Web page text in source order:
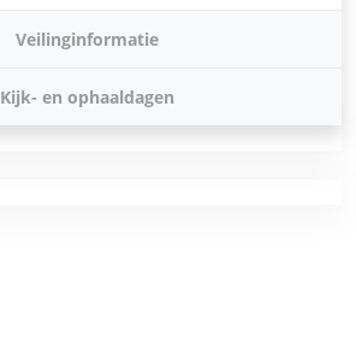
Veilinginformatie
Kijk- en ophaaldagen